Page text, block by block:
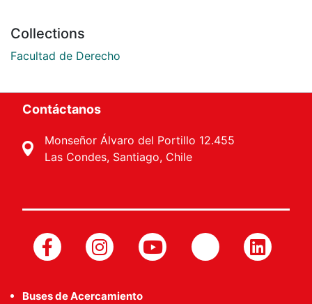
Collections
Facultad de Derecho
Contáctanos
Monseñor Álvaro del Portillo 12.455
Las Condes, Santiago, Chile
Buses de Acercamiento